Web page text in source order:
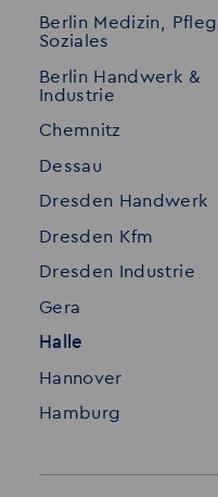
Merkzettel
Standorte
Berlin Medizin,
Soziales
Berlin Handwerk &
Industrie
Chemnitz
Dessau
Dresden Handwerk
Dresden Kfm
Dresden Industrie
Gera
Halle
Hannover
Hamburg